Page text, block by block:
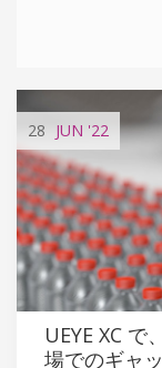
28 JUN '22
UEYE XC
場でのギャ